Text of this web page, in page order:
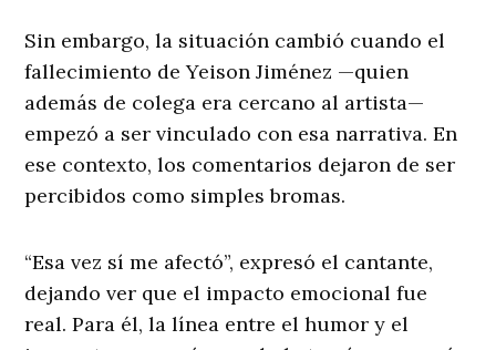
Sin embargo, la situación cambió cuando el
fallecimiento de Yeison Jiménez —quien
además de colega era cercano al artista—
empezó a ser vinculado con esa narrativa. En
ese contexto, los comentarios dejaron de ser
percibidos como simples bromas.
“Esa vez sí me afectó”, expresó el cantante,
dejando ver que el impacto emocional fue
real. Para él, la línea entre el humor y el